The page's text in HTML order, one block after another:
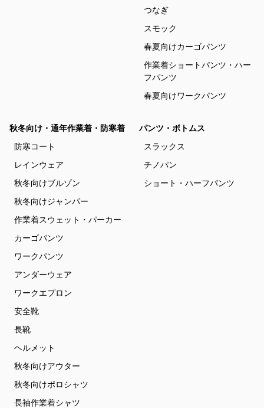
つなぎ
スモック
春夏向けカーゴパンツ
作業着ショートパンツ・ハー
フパンツ
春夏向けワークパンツ
秋冬向け・通年作業着・防寒着
防寒コート
レインウェア
秋冬向けブルゾン
秋冬向けジャンパー
作業着スウェット・パーカー
カーゴパンツ
ワークパンツ
アンダーウェア
ワークエプロン
安全靴
長靴
ヘルメット
秋冬向けアウター
秋冬向けポロシャツ
長袖作業着シャツ
パンツ・ボトムス
スラックス
チノパン
ショート・ハーフパンツ